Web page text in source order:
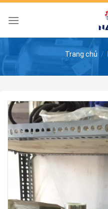
Skip
Trang chủ /